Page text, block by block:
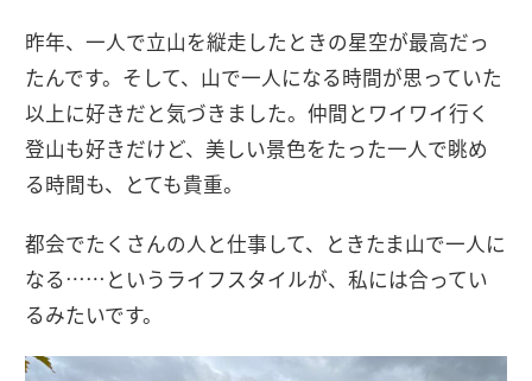
昨年、一人で立山を縦走したときの星空が最高だっ
たんです。そして、山で一人になる時間が思っていた
以上に好きだと気づきました。仲間とワイワイ行く
登山も好きだけど、美しい景色をたった一人で眺め
る時間も、とても貴重。
都会でたくさんの人と仕事して、ときたま山で一人に
なる……というライフスタイルが、私には合ってい
るみたいです。